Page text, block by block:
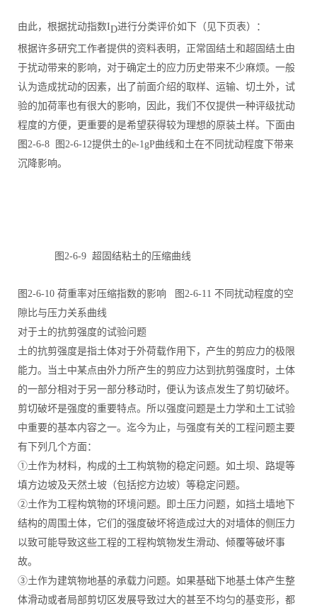
由此，根据扰动指数ID进行分类评价如下（见下页表）：
根据许多研究工作者提供的资料表明，正常固结土和超固结土由
于扰动带来的影响，对于确定土的应力历史带来不少麻烦。一般
认为造成扰动的因素，出了前面介绍的取样、运输、切土外，试
验的加荷率也有很大的影响，因此，我们不仅提供一种评级扰动
程度的方便，更重要的是希望获得较为理想的原装土样。下面由
图2-6-8 图2-6-12提供土的e-1gP曲线和土在不同扰动程度下带来
沉降影响。
图2-6-9 超固结粘土的压缩曲线
图2-6-10 荷重率对压缩指数的影响 图2-6-11 不同扰动程度的空
隙比与压力关系曲线
对于土的抗剪强度的试验问题
土的抗剪强度是指土体对于外荷载作用下，产生的剪应力的极限
能力。当土中某点由外力所产生的剪应力达到抗剪强度时，土体
的一部分相对于另一部分移动时，便认为该点发生了剪切破坏。
剪切破坏是强度的重要特点。所以强度问题是土力学和土工试验
中重要的基本内容之一。迄今为止，与强度有关的工程问题主要
有下列几个方面：
①土作为材料，构成的土工构筑物的稳定问题。如土坝、路堤等
填方边坡及天然土坡（包括挖方边坡）等稳定问题。
②土作为工程构筑物的环境问题。即土压力问题，如挡土墙地下
结构的周围土体，它们的强度破坏将造成过大的对墙体的侧压力
以致可能导致这些工程的工程构筑物发生滑动、倾覆等破坏事
故。
③土作为建筑物地基的承载力问题。如果基础下地基土体产生整
体滑动或者局部剪切区发展导致过大的甚至不均匀的基变形，都